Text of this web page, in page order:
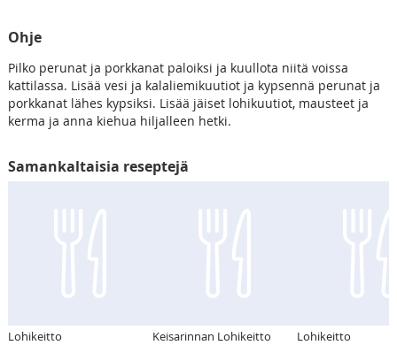
Ohje
Pilko perunat ja porkkanat paloiksi ja kuullota niitä voissa
kattilassa. Lisää vesi ja kalaliemikuutiot ja kypsennä perunat ja
porkkanat lähes kypsiksi. Lisää jäiset lohikuutiot, mausteet ja
kerma ja anna kiehua hiljalleen hetki.
Samankaltaisia reseptejä
Lohikeitto Keisarinnan Lohikeitto Lohikeitto